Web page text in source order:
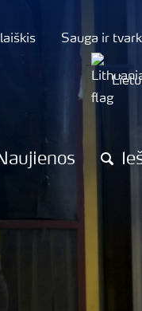
Sauga ir